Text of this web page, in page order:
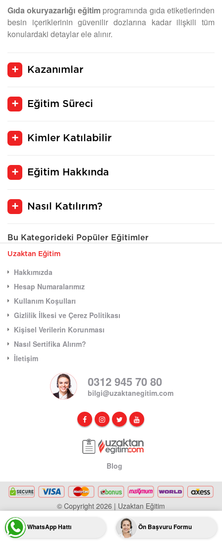
Gıda okuryazarlığı eğitimprogramında gıda etiketlerinden
besin içeriklerinin güvenilir dozlarına kadar ilişkili tüm
konulardaki detaylar ele alınır.
Kazanımlar
Eğitim Süreci
Kimler Katılabilir
Eğitim Hakkında
Nasıl Katılırım?
Bu Kategorideki Popüler Eğitimler
WhatsApp Hattı Ön Başvuru Formu
Uzaktan Eğitim
Hakkımızda
Hesap Numaralarımız
Kullanım Koşulları
Gizlilik İlkesi ve Çerez Politikası
Kişisel Verilerin Korunması
Nasıl Sertifika Alırım?
İletişim
0312 945 70 80
bilgi@uzaktanegitim.com
Blog
© Copyright 2026 | Uzaktan Eğitim